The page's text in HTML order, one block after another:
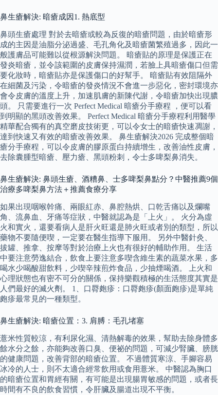
鼻生瘡解決: 暗瘡成因1. 熱底型
鼻頭生瘡處理 對於去暗瘡或較為反復的暗瘡問題，由於暗瘡形
成的主因是油脂分泌過盛、毛孔角化及暗瘡菌繁殖過多，因此一
般護膚品可能難以從根源解決問題。 暗瘡貼的原理是保護正在
發炎暗瘡，並令該範圍的皮膚保持濕潤，若臉上具暗瘡傷口但需
要化妝時，暗瘡貼亦是保護傷口的好幫手。 暗瘡貼有效阻隔外
在細菌及污染，令暗瘡的發炎情況不會進一步惡化，密封環境亦
會令皮膚的溫度上升，加速肌膚的新陳代謝，令暗瘡加快出現膿
頭。 只需要進行一次 Perfect Medical 暗瘡分手療程 ，便可以看
到明顯的黑頭改善效果。 Perfect Medical 暗瘡分手療程利用醫學
精華配合獨有的真空磨皮技術更，可以令女士的暗瘡快速凋謝，
達到快速又有效的暗瘡改善效果。 鼻生瘡解決2026 完成整個暗
瘡分手療程，可以令皮膚的膠原蛋白持續增生，改善油性皮膚，
去除囊腫型暗瘡、壓力瘡、黑頭粉刺，令士多啤梨鼻消失。
鼻生瘡解決: 鼻頭生瘡、酒糟鼻、士多啤梨鼻點分？中醫推薦9個
治療多啤梨鼻方法＋推薦食療分享
如果出現咽喉幹痛、兩眼紅赤、鼻腔熱烘、口乾舌痛以及爛嘴
角、流鼻血、牙痛等症狀，中醫就認為是「上火」。 火分為虛
火和實火，還要看病人是肝火旺還是肺火旺或者別的類型，所以
藥物不要隨便喫，一定要在醫生指導下服用。 另外中醫針灸、
拔罐、推拿、按摩等對於治療上火也有很好的輔助作用。 生活
中要注意勞逸結合，飲食上要注意多喫含維生素的蔬菜水果，多
喝水少喝酸甜飲料，少喫辛辣煎炸食品，少抽煙喝酒。 上火和
心理狀態也有密不可分的關係，保持樂觀積極的生活態度其實是
人們最好的滅火劑。 1、口脣皰疹：口脣皰疹(顏面皰疹)是單純
皰疹最常見的一種類型。
鼻生瘡解決: 暗瘡位置：3. 肩膊：毛孔堵塞
薏米性質較涼，有利尿化濕、清熱解毒的效果，幫助去除身體多
餘水分之餘，亦能夠改善口臭、便祕的問題，可減少腎臟、膀胱
的健康問題，改善背部的暗瘡位置。 不過體質寒涼、手腳容易
冰冷的人士，則不太適合經常飲用或食用薏米。 中醫認為胸口
的暗瘡位置和胃經有關，有可能是出現腸胃敏感的問題，或者長
時間有不良的飲食習慣，令肝臟及腸道出現不平衡。